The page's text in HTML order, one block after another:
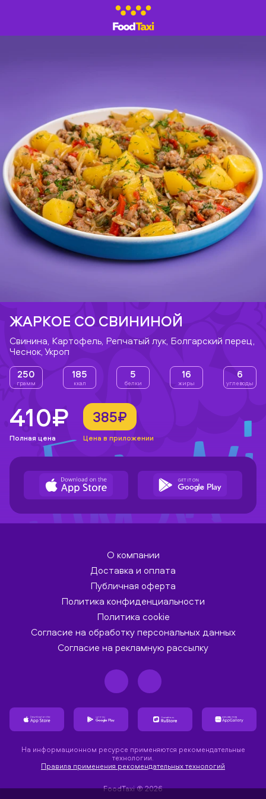
ЖАРКОЕ СО СВИНИНОЙ
Свинина, Картофель, Репчатый лук, Болгарский перец,
Чеснок, Укроп
250
грамм
185
ккал
5
белки
16
жиры
6
углеводы
410₽
Полная цена
385₽
Цена в приложении
О компании
Доставка и оплата
Публичная оферта
Политика конфиденциальности
Политика cookie
Согласие на обработку персональных данных
Согласие на рекламную рассылку
На информационном ресурсе применяются рекомендательные
технологии.
Правила применения рекомендательных технологий
FoodTaxi ® 2026